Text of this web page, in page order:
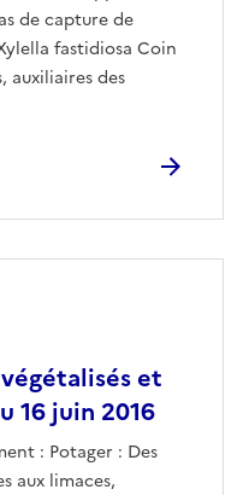
de capture de
fastidiosa Coin
auxiliaires des
et
16 juin 2016
: Potager : Des
aux limaces,